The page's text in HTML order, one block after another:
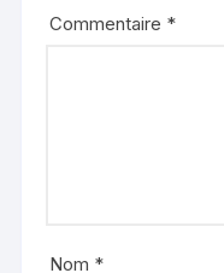
Commentaire *
Nom *